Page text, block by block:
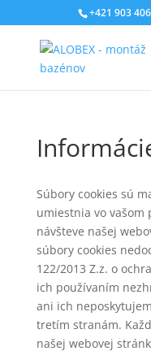
+421 903
Súbory cookies sú
umiestnia vo
návšteve našej
súbory cookies
122/2013 Z.z. o
ich používaním
ani ich
tretím stranám.
našej webovej